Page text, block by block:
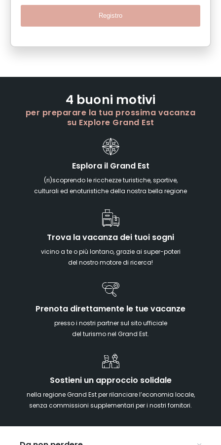
Registro
4 buoni motivi
per preparare la tua prossima vacanza
su Explore Grand Est
Esplora il Grand Est
(ri)scoprendo le ricchezze turistiche, sportive,
culturali ed enoturistiche della nostra bella regione
Trova la vacanza dei tuoi sogni
vicino a te o più lontano, grazie ai super-poteri
del nostro motore di ricerca!
Prenota direttamente le tue vacanze
presso i nostri partner sul sito ufficiale
del turismo nel Grand Est.
Sostieni un approccio solidale
nella regione Grand Est per rilanciare l’economia locale,
senza commissioni supplementari per i nostri fornitori.